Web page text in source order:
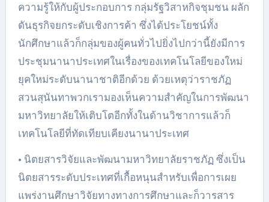
ความรู้ให้กับผู้ประกอบการ กลุ่มรัฐวิสาหกิจชุมชน ผลัก
ดันธุรกิจยกระดับเชิงการค้า ซึ่งได้ประโยชน์ทั้ง
นักศึกษาแล้วก็กลุ่มของผู้คนทั่วไปยิ่งไปกว่านี้ยังมีการ
ประชุมนานาประเทศในเรื่องของเทคโนโลยีของใหม่
ยุคใหม่ระดับนานาชาติอีกด้วย ด้วยเหตุว่าราชภัฏ
สวนสุนันทาพวกเรามองเห็นความสำคัญในการพัฒนา
มหาวิทยาลัยให้เติบโตอีกทั้งในด้านวิชาการแล้วก็
เทคโนโลยีที่ทัดเทียบเคียงนานาประเทศ
• นิตยสารวิจัยและพัฒนามหาวิทยาลัยราชภัฏ ซึ่งเป็น
นิตยสารระดับประเทศที่เกื้อหนุนสำหรับเพื่อการเผย
แพร่งานศึกษาวิจัยทางทางการศึกษาและก็วารสาร